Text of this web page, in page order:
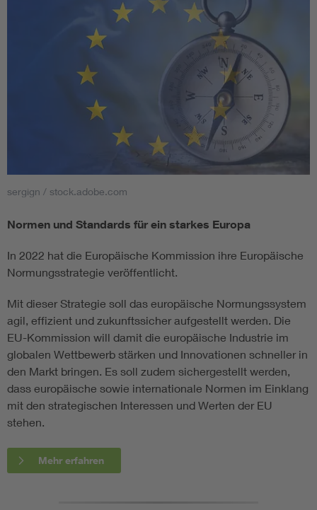
sergign / stock.adobe.com
Normen und Standards für ein starkes Europa
In 2022 hat die Europäische Kommission ihre Europäische
Normungsstrategie veröffentlicht.
Mit dieser Strategie soll das europäische Normungssystem
agil, effizient und zukunftssicher aufgestellt werden. Die
EU-Kommission will damit die europäische Industrie im
globalen Wettbewerb stärken und Innovationen schneller in
den Markt bringen. Es soll zudem sichergestellt werden,
dass europäische sowie internationale Normen im Einklang
mit den strategischen Interessen und Werten der EU
stehen.
Mehr erfahren